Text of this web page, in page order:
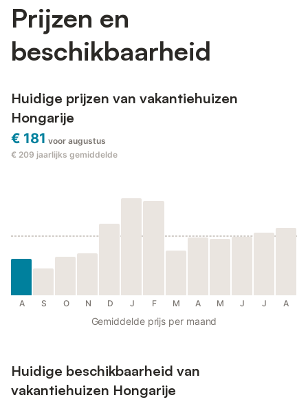
Prijzen en
beschikbaarheid
Huidige prijzen van vakantiehuizen
Hongarije
€ 181 voor augustus
€ 209 jaarlijks gemiddelde
A S O N D J F M A M J J A
Gemiddelde prijs per maand
Huidige beschikbaarheid van
vakantiehuizen Hongarije